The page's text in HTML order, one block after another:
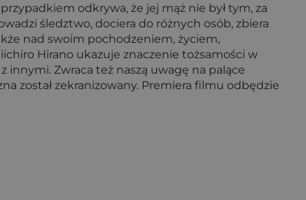
odkrywa, że jej mąż nie był tym, za
śledztwo, dociera do różnych osób, zbiera
nad swoim pochodzeniem, życiem,
Hirano ukazuje znaczenie tożsamości w
innymi. Zwraca też naszą uwagę na palące
został zekranizowany. Premiera filmu odbędzie